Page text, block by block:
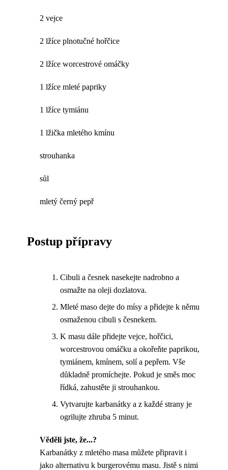
2 vejce
2 lžíce plnotučné hořčice
2 lžíce worcestrové omáčky
1 lžíce mleté papriky
1 lžíce tymiánu
1 lžička mletého kmínu
strouhanka
sůl
mletý černý pepř
Postup přípravy
Cibuli a česnek nasekejte nadrobno a
osmažte na oleji dozlatova.
Mleté maso dejte do mísy a přidejte k němu
osmaženou cibuli s česnekem.
K masu dále přidejte vejce, hořčici,
worcestrovou omáčku a okořeňte paprikou,
tymiánem, kmínem, solí a pepřem. Vše
důkladně promíchejte. Pokud je směs moc
řídká, zahustěte ji strouhankou.
Vytvarujte karbanátky a z každé strany je
ogrilujte zhruba 5 minut.
Věděli jste, že...?
Karbanátky z mletého masa můžete připravit i
jako alternativu k burgerovému masu. Jistě s nimi